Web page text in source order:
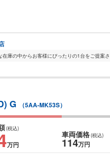
G （5AA-MK53S）
(税込)
万円
車両価格(税込)
114万円